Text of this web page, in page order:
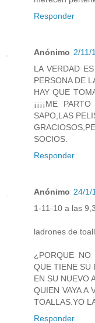
Responder
Anónimo 2/11/
LA VERDAD
PERSONA DE
HAY QUE
¡¡¡¡ME
SAPO,LAS
SOCIOS.
Responder
Anónimo 24/1/
1-11-10 a las
ladrones de
¿PORQUE NO
QUE TIENE SU
EN SU NUEVO
QUIEN VAYA A
TOALLAS.YO
Responder